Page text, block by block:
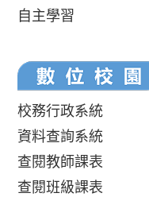
自主學習
校務行政系統
資料查詢系統
查閱教師課表
查閱班級課表